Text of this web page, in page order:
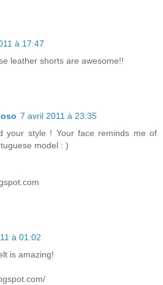
à 17:47
leather shorts are awesome!!
7 avril 2011 à 23:35
your style ! Your face reminds me of
model : )
à 01:02
is amazing!